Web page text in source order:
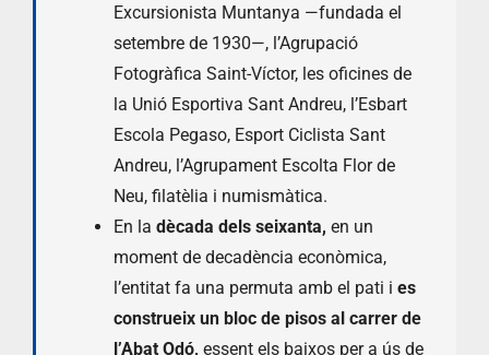
Excursionista Muntanya —fundada el
setembre de 1930—, l’Agrupació
Fotogràfica Saint-Víctor, les oficines de
la Unió Esportiva Sant Andreu, l’Esbart
Escola Pegaso, Esport Ciclista Sant
Andreu, l’Agrupament Escolta Flor de
Neu, filatèlia i numismàtica.
En la dècada dels seixanta, en un
moment de decadència econòmica,
l’entitat fa una permuta amb el pati i es
construeix un bloc de pisos al carrer de
l’Abat Odó, essent els baixos per a ús de